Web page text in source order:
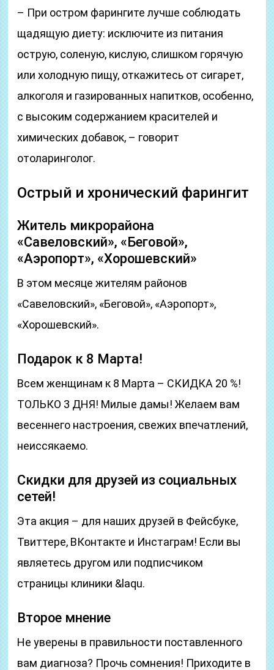
– При остром фарингите лучше соблюдать
щадящую диету: исключите из питания
острую, соленую, кислую, слишком горячую
или холодную пищу, откажитесь от сигарет,
алкоголя и газированных напитков, особенно,
с высоким содержанием красителей и
химических добавок, – говорит
отоларинголог.
Острый и хронический фарингит
Житель микрорайона
«Савеловский», «Беговой»,
«Аэропорт», «Хорошевский»
В этом месяце жителям районов
«Савеловский», «Беговой», «Аэропорт»,
«Хорошевский».
Подарок к 8 Марта!
Всем женщинам к 8 Марта – СКИДКА 20 %!
ТОЛЬКО 3 ДНЯ! Милые дамы! Желаем вам
весеннего настроения, свежих впечатлений,
неиссякаемо.
Скидки для друзей из социальных
сетей!
Эта акция – для наших друзей в Фейсбуке,
Твиттере, ВКонтакте и Инстаграм! Если вы
являетесь другом или подписчиком
страницы клиники &laqu.
Второе мнение
Не уверены в правильности поставленного
вам диагноза? Прочь сомнения! Приходите в